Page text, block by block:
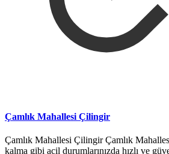
Çamlık Mahallesi Çilingir
Çamlık Mahallesi Çilingir Çamlık
kalma gibi acil durumlarınızda hızlı ve